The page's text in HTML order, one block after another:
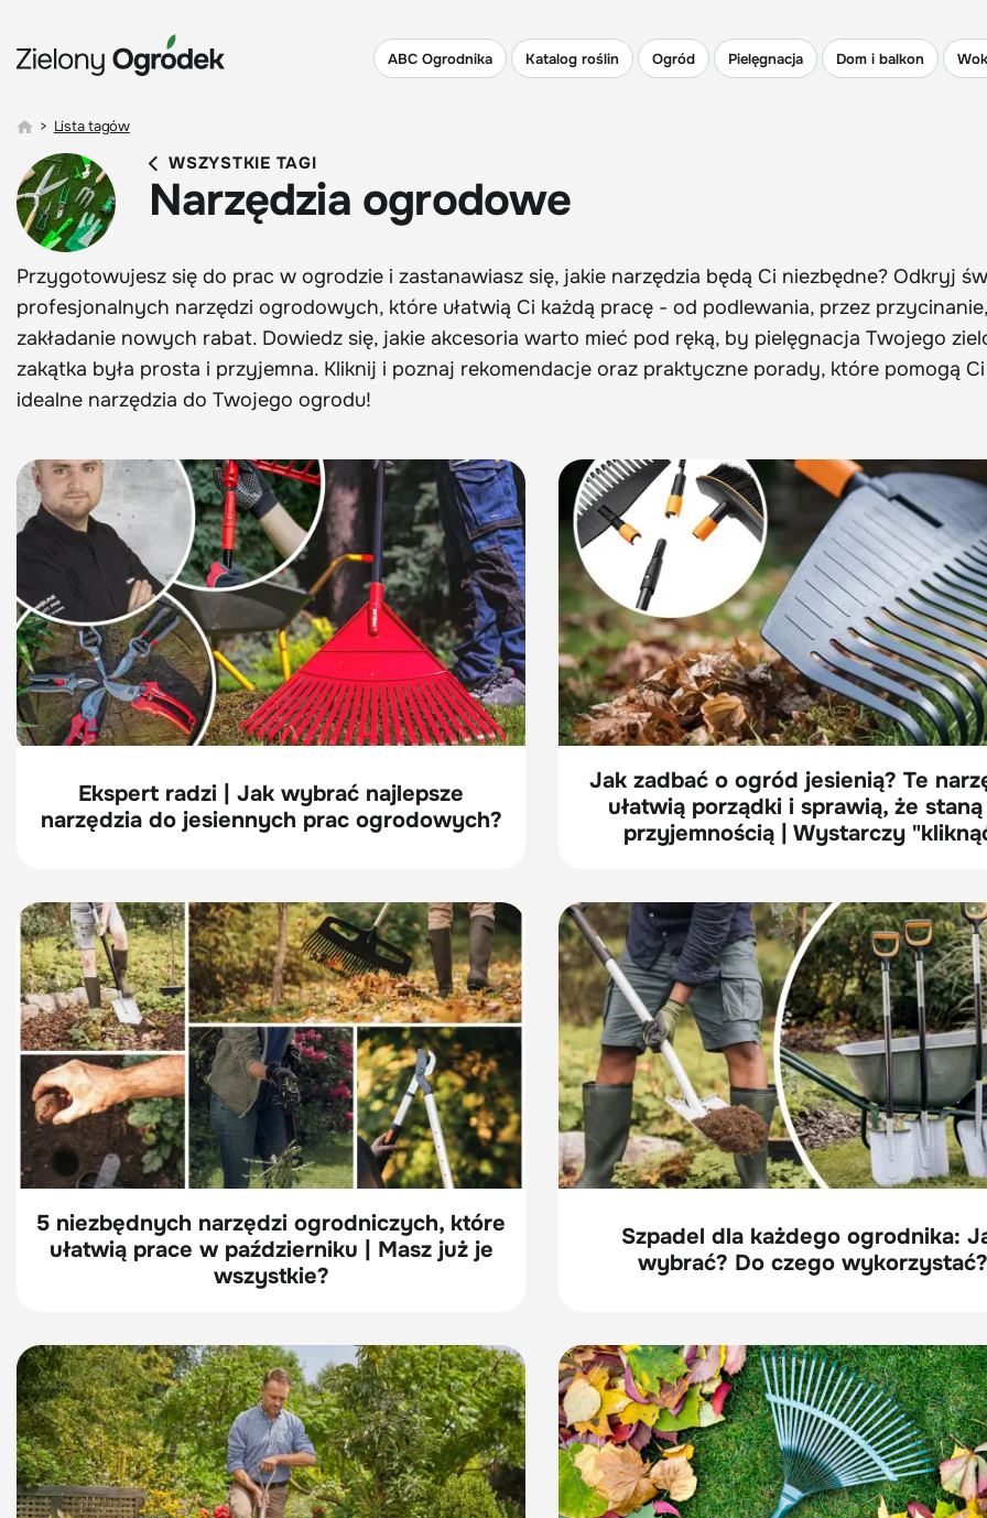
ABC Ogrodnika Katalog roślin Ogród Pielęgnacja Dom i balkon
> Lista tagów
WSZYSTKIE TAGI
Narzędzia ogrodowe
Przygotowujesz się do prac w ogrodzie i zastanawiasz się, jakie narzędzia będą Ci niezbędne? Odkryj
profesjonalnych narzędzi ogrodowych, które ułatwią Ci każdą pracę - od podlewania, przez
zakładanie nowych rabat. Dowiedz się, jakie akcesoria warto mieć pod ręką, by pielęgnacja Twojego
zakątka była prosta i przyjemna. Kliknij i poznaj rekomendacje oraz praktyczne porady, które pomogą
idealne narzędzia do Twojego ogrodu!
Ekspert radzi | Jak wybrać najlepsze
narzędzia do jesiennych prac ogrodowych?
Jak zadbać o ogród jesienią? Te
ułatwią porządki i sprawią, że
przyjemnością | Wystarczy
5 niezbędnych narzędzi ogrodniczych, które
ułatwią prace w październiku | Masz już je
wszystkie?
Szpadel dla każdego ogrodnika:
wybrać? Do czego wykorzystać?